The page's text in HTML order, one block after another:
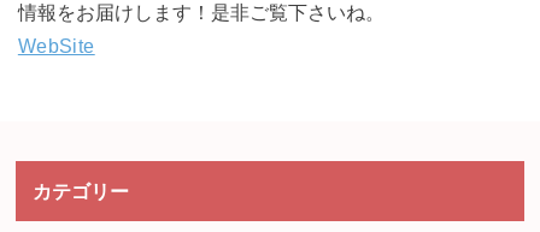
情報をお届けします！是非ご覧下さいね。
WebSite
カテゴリー